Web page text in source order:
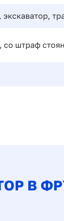
со штраф
В